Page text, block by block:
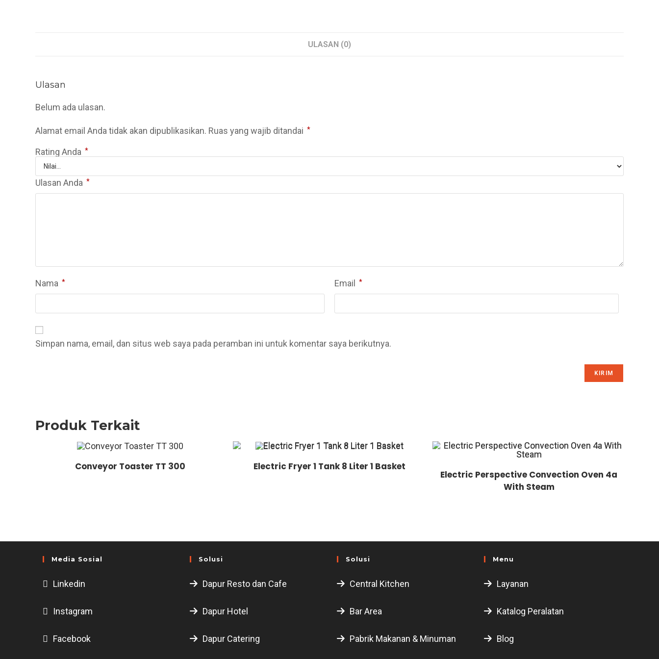
ULASAN (0)
Ulasan
Belum ada ulasan.
Alamat email Anda tidak akan dipublikasikan. Ruas yang wajib ditandai *
Rating Anda *
Ulasan Anda *
Nama * Email *
Simpan nama, email, dan situs web saya pada peramban ini untuk komentar saya berikutnya.
Produk Terkait
Conveyor Toaster TT 300 Electric Fryer 1 Tank 8 Liter 1 Basket
Electric Perspective Convection Oven 4a
With Steam
Media Sosial
Linkedin
Instagram
Facebook
Solusi
Dapur Resto dan Cafe
Dapur Hotel
Dapur Catering
Solusi
Central Kitchen
Bar Area
Pabrik Makanan & Minuman
Menu
Layanan
Katalog Peralatan
Blog